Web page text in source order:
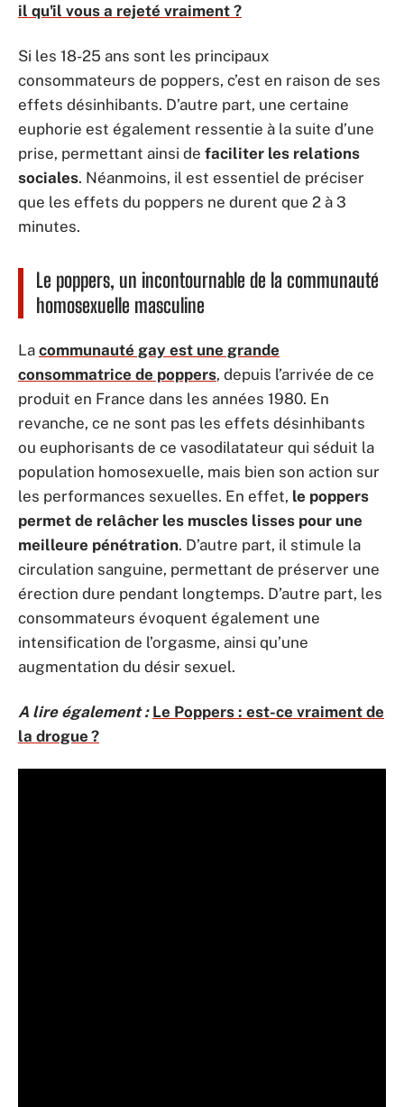
il qu'il vous a rejeté vraiment ?
Si les 18-25 ans sont les principaux
consommateurs de poppers, c’est en raison de ses
effets désinhibants. D’autre part, une certaine
euphorie est également ressentie à la suite d’une
prise, permettant ainsi de faciliter les relations
sociales. Néanmoins, il est essentiel de préciser
que les effets du poppers ne durent que 2 à 3
minutes.
Le poppers, un incontournable de la communauté
homosexuelle masculine
La communauté gay est une grande
consommatrice de poppers, depuis l’arrivée de ce
produit en France dans les années 1980. En
revanche, ce ne sont pas les effets désinhibants
ou euphorisants de ce vasodilatateur qui séduit la
population homosexuelle, mais bien son action sur
les performances sexuelles. En effet, le poppers
permet de relâcher les muscles lisses pour une
meilleure pénétration. D’autre part, il stimule la
circulation sanguine, permettant de préserver une
érection dure pendant longtemps. D’autre part, les
consommateurs évoquent également une
intensification de l’orgasme, ainsi qu’une
augmentation du désir sexuel.
A lire également : Le Poppers : est-ce vraiment de
la drogue ?